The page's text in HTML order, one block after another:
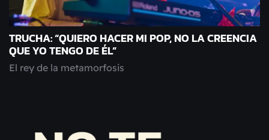
TRUCHA: “QUIERO HACER MI POP, NO LA CREENCIA
QUE YO TENGO DE ÉL”
El rey de la metamorfosis